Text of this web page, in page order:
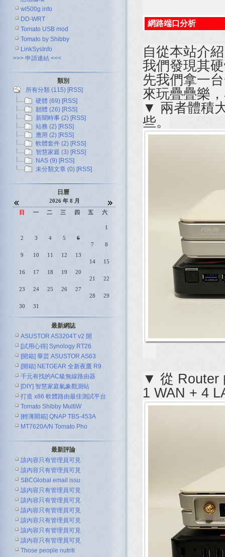
網路端口分析
自從本站介
我們發現其
先我們拿一
來玩疊疊樂
▼ 兩者體積
些。
▼ 從 Router
1 WAN + 4
wl500g.info
DD-WRT
Tomato USB mod
Tomato by Shibby
LinkSysInfo
>>> 申請連結 <<<
類別
所有分類 (115) [RSS]
硬體 (69) [RSS]
韌體 (26) [RSS]
新聞時事 (2) [RSS]
站務 (2) [RSS]
應用 (2) [RSS]
軟體套件 (2) [RSS]
智慧家庭 (3) [RSS]
NAS (9) [RSS]
未分類文章 (0) [RSS]
日曆
2026 年 8 月
日
一 二 三 四 五 六
1
2
3 4 5
6
7
8
9
10 11 12
13
14
15
16
17 18 19
20
21
22
23
24 25 26
27
28
29
30
31
最新網誌
ASUSTOR AS3204T v2 開
[試用心得] Synology RT26
[開箱] 華芸 ASUSTOR AS63
[開箱] NETGEAR 全新夜鷹 R9
千元有找的AC級無線路由器
ASUS R
[DIY] 智慧家庭氣象觀測站
打造 x86 軟體路由最佳測試平台
Tomato Shibby MultiW
[輕薄開箱] QNAP TBS-453A
MT7620A/N Tomato Pho
最新評論
該內容只有管理員可見
該內容只有管理員可見
SBCGlobal email issu
該內容只有管理員可見
該內容只有管理員可見
該內容只有管理員可見
該內容只有管理員可見
該內容只有管理員可見
該內容只有管理員可見
Those people nutriti